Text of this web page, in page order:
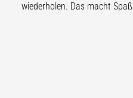
wiederholen. Das macht